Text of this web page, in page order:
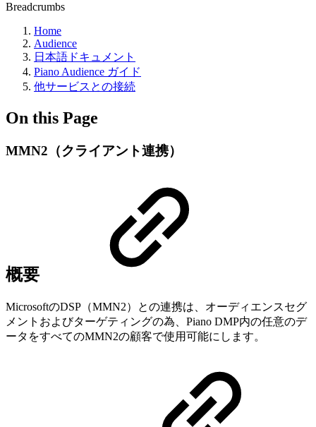
Breadcrumbs
Home
Audience
日本語ドキュメント
Piano Audience ガイド
他サービスとの接続
On this Page
MMN2（クライアント連携）
概要
MicrosoftのDSP（MMN2）との連携は、オーディエンスセグ
メントおよびターゲティングの為、Piano DMP内の任意のデ
ータをすべてのMMN2の顧客で使用可能にします。